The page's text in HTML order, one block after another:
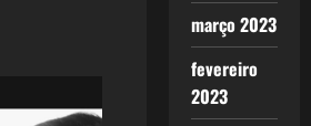
março 2023
fevereiro
2023